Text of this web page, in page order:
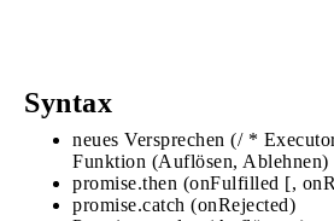
Syntax
neues Versprechen (/ *
Funktion (Auflösen,
promise.then (onFulfilled [,
promise.catch (onRejected)